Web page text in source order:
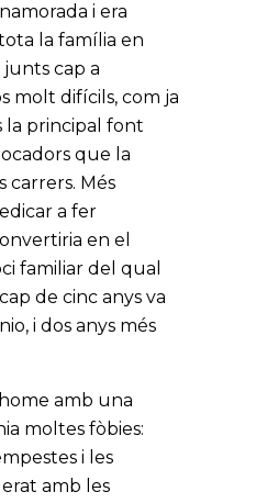
i era
la família en
cap a
molt difícils, com ja
la principal font
que la
carrers. Més
a fer
en el
familiar del qual
de cinc anys va
i dos anys més
amb una
moltes fòbies:
i les
amb les